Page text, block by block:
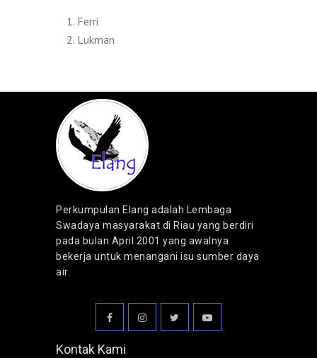
Ferri
Lukman
Perkumpulan Elang adalah Lembaga
Swadaya masyarakat di Riau yang berdiri
pada bulan April 2001 yang awalnya
bekerja untuk menangani isu sumber daya
air.
Kontak Kami